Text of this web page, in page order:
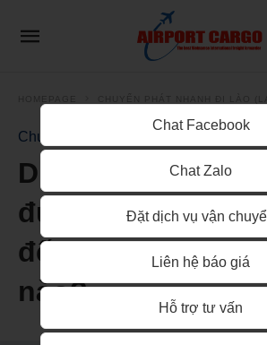
Chuyển phát nhanh đi Lào (Laos)
Dịch vụ vận
đường bộ từ Hải
đến Phnom Penh
nào?
Chat Facebook
Chat Zalo
Đặt dịch vụ vận
Liên hệ báo giá
Hỗ trợ tư vấn